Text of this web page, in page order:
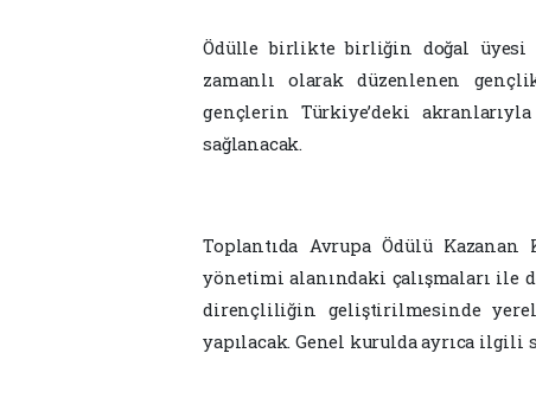
Ödülle birlikte birliğin doğal üyesi
zamanlı olarak düzenlenen
gençlerin Türkiye’deki
sağlanacak.
Toplantıda Avrupa Ödülü
yönetimi alanındaki çalışmaları ile
dirençliliğin geliştirilmesinde
yapılacak. Genel kurulda ayrıca